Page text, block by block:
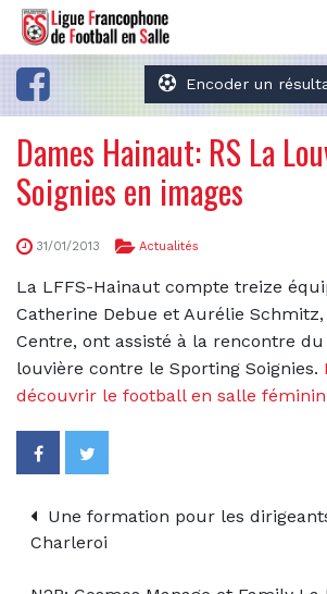
Encoder un
Dames Hainaut: RS La
Soignies en images
31/01/2013 Actualités
La LFFS-Hainaut compte treize
Catherine Debue et Aurélie Schmitz,
Centre, ont assisté à la rencontre du
louvière contre le Sporting Soignies.
découvrir le football en salle
Une formation pour les
Charleroi